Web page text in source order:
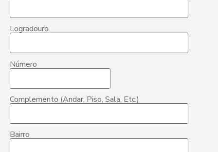
Logradouro
Número
Complemento (Andar, Piso, Sala, Etc.)
Bairro